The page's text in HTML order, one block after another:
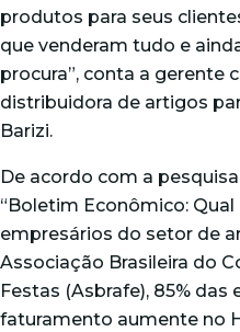
produtos para seus
que venderam tudo e
procura”, conta a gerente
distribuidora de artigos
Barizi.
De acordo com a
“Boletim Econômico:
empresários do setor de
Associação Brasileira do
Festas (Asbrafe), 85%
faturamento aumente no